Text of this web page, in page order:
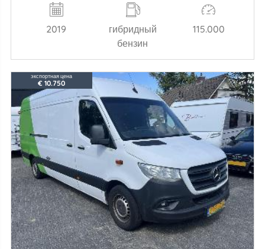
2019
гибридный
бензин
115.000
экспортная цена
€ 10.750